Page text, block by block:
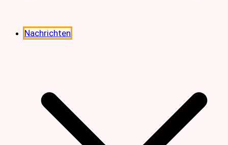
Nachrichten